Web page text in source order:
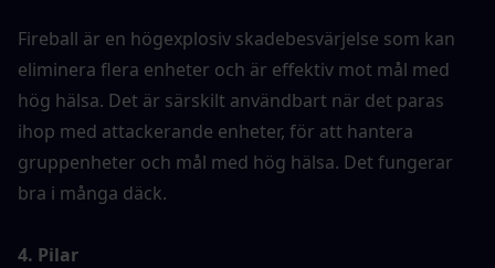
Fireball är en högexplosiv skadebesvärjelse som kan
eliminera flera enheter och är effektiv mot mål med
hög hälsa. Det är särskilt användbart när det paras
ihop med attackerande enheter, för att hantera
gruppenheter och mål med hög hälsa. Det fungerar
bra i många däck.
4. Pilar